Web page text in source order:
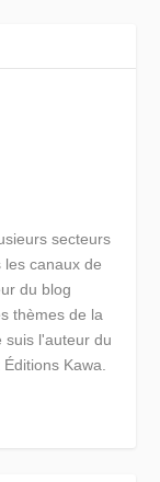
secteurs
canaux de
du blog
thèmes de la
suis l'auteur du
Kawa.